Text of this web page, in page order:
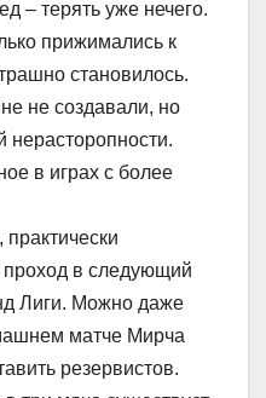
– терять уже нечего.
прижимались к
становилось.
не создавали, но
нерасторопности.
в играх с более
проход в следующий
Лиги. Можно даже
матче Мирча
резервистов.